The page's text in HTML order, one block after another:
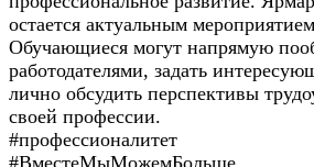
остается актуальным
Обучающиеся могут напрямую
работодателями, задать
лично обсудить перспективы
своей профессии.
#профессионалитет